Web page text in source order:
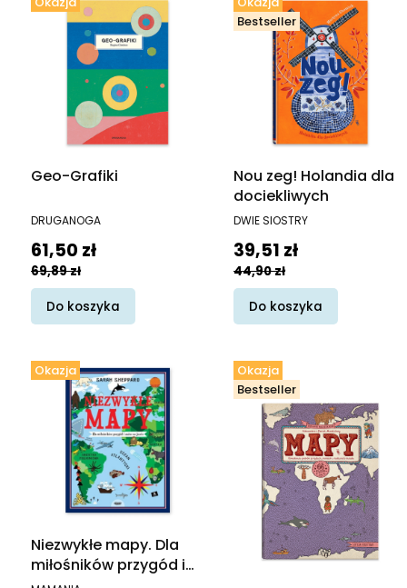
Geo-Grafiki
PRODUCENT
DRUGANOGA
Cena promocyjna
61,50 zł
69,89 zł
Do koszyka
Bestseller
Nou zeg! Holandia dla
dociekliwych
PRODUCENT
DWIE SIOSTRY
Cena promocyjna
39,51 zł
44,90 zł
Do koszyka
Okazja
Niezwykłe mapy. Dla
miłośników przygód i
PRODUCENT
Okazja
Bestseller